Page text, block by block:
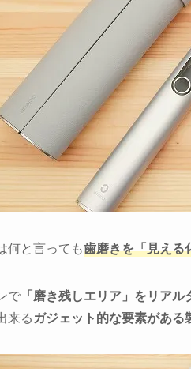
何と言っても歯磨きを「見える
で 「磨き残しエリア」をリア
来るガジェット的な要素がある